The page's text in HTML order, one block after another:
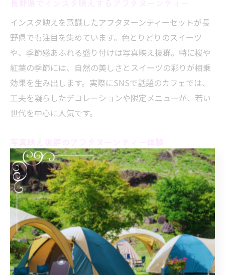
インスタ映えを意識したアフタヌーンティーセットが長
野県でも注目を集めています。色とりどりのスイーツ
や、季節感あふれる盛り付けは写真映え抜群。特に桜や
紅葉の季節には、自然の美しさとスイーツの彩りが相乗
効果を生み出します。実際にSNSで話題のカフェでは、
工夫を凝らしたデコレーションや限定メニューが、若い
世代を中心に人気です。
写真映えを狙うなら、盛り付けや器にも注目したいとこ
ろです。クラフト作家の器や、長野らしい木製のトレー
など、細部にまでこだわった演出が体験価値を高めま
す。実際に、手作りスイーツと美しい紅茶のコントラス
トが、SNSで高評価を得ている事例も。友人や家族と一
緒に、撮影を楽しみながら過ごす午後は、特別な思い出
になります。